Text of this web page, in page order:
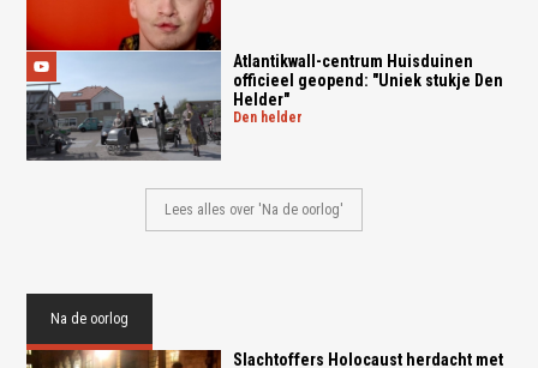
Atlantikwall-centrum Huisduinen
officieel geopend: "Uniek stukje Den
Helder"
den helder
Lees alles over 'Na de oorlog'
Na de oorlog
Slachtoffers Holocaust herdacht met